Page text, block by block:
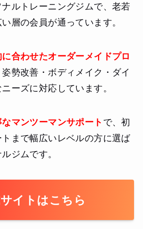
ルトレーニングジムで、老若
層の会員が通っています。
合わせたオーダーメイドプロ
勢改善・ボディメイク・ダイ
ーズに対応しています。
マンツーマンサポート で、初
まで幅広いレベルの方に選ば
ジムです。
イトはこちら